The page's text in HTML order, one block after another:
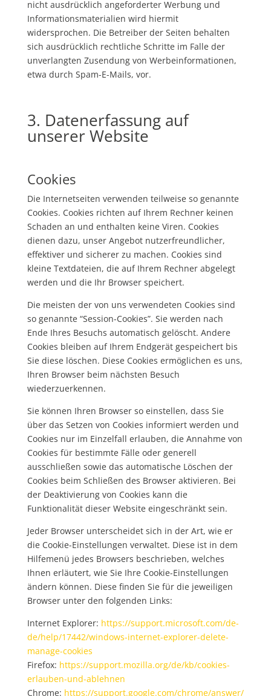
nicht ausdrücklich angeforderter Werbung und
Informationsmaterialien wird hiermit
widersprochen. Die Betreiber der Seiten behalten
sich ausdrücklich rechtliche Schritte im Falle der
unverlangten Zusendung von Werbeinformationen,
etwa durch Spam-E-Mails, vor.
3. Datenerfassung auf
unserer Website
Cookies
Die Internetseiten verwenden teilweise so genannte
Cookies. Cookies richten auf Ihrem Rechner keinen
Schaden an und enthalten keine Viren. Cookies
dienen dazu, unser Angebot nutzerfreundlicher,
effektiver und sicherer zu machen. Cookies sind
kleine Textdateien, die auf Ihrem Rechner abgelegt
werden und die Ihr Browser speichert.
Die meisten der von uns verwendeten Cookies sind
so genannte “Session-Cookies”. Sie werden nach
Ende Ihres Besuchs automatisch gelöscht. Andere
Cookies bleiben auf Ihrem Endgerät gespeichert bis
Sie diese löschen. Diese Cookies ermöglichen es uns,
Ihren Browser beim nächsten Besuch
wiederzuerkennen.
Sie können Ihren Browser so einstellen, dass Sie
über das Setzen von Cookies informiert werden und
Cookies nur im Einzelfall erlauben, die Annahme von
Cookies für bestimmte Fälle oder generell
ausschließen sowie das automatische Löschen der
Cookies beim Schließen des Browser aktivieren. Bei
der Deaktivierung von Cookies kann die
Funktionalität dieser Website eingeschränkt sein.
Jeder Browser unterscheidet sich in der Art, wie er
die Cookie-Einstellungen verwaltet. Diese ist in dem
Hilfemenü jedes Browsers beschrieben, welches
Ihnen erläutert, wie Sie Ihre Cookie-Einstellungen
ändern können. Diese finden Sie für die jeweiligen
Browser unter den folgenden Links:
Internet Explorer: https://support.microsoft.com/de-
de/help/17442/windows-internet-explorer-delete-
manage-cookies
Firefox: https://support.mozilla.org/de/kb/cookies-
erlauben-und-ablehnen
Chrome: https://support.google.com/chrome/answer/